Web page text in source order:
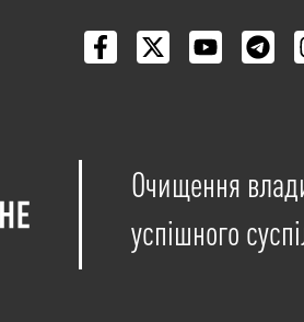
Очищення
успішного